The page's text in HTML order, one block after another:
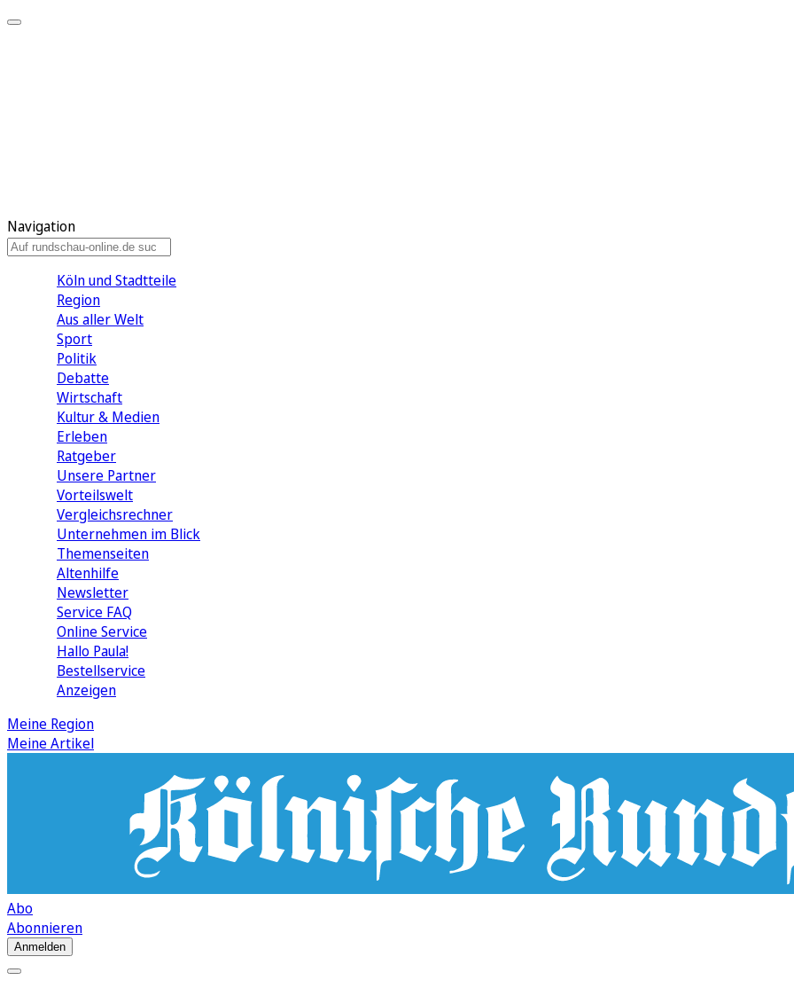
Navigation
Köln und Stadtteile
Region
Aus aller Welt
Sport
Politik
Debatte
Wirtschaft
Kultur & Medien
Erleben
Ratgeber
Unsere Partner
Vorteilswelt
Vergleichsrechner
Unternehmen im Blick
Themenseiten
Altenhilfe
Newsletter
Service FAQ
Online Service
Hallo Paula!
Bestellservice
Anzeigen
Meine Region
Meine Artikel
Abo
Abonnieren
Anmelden